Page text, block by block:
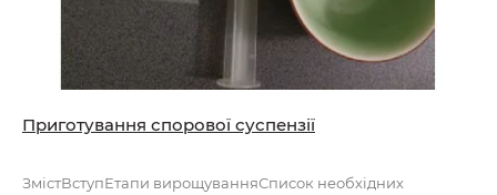
Приготування спорової суспензії
ЗмістВступЕтапи вирощуванняСписок необхідних